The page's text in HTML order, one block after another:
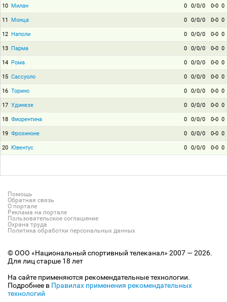
10 Милан 0 0/0/0 0-0 0
11 Монца 0 0/0/0 0-0 0
12 Наполи 0 0/0/0 0-0 0
13 Парма 0 0/0/0 0-0 0
14 Рома 0 0/0/0 0-0 0
15 Сассуоло 0 0/0/0 0-0 0
16 Торино 0 0/0/0 0-0 0
17 Удинезе 0 0/0/0 0-0 0
18 Фиорентина 0 0/0/0 0-0 0
19 Фрозиноне 0 0/0/0 0-0 0
20 Ювентус 0 0/0/0 0-0 0
Помощь
Обратная связь
О портале
Реклама на портале
Пользовательское соглашение
Охрана труда
Политика обработки персональных данных
© ООО «Национальный спортивный телеканал» 2007 — 2026.
Для лиц старше 18 лет
На сайте применяются рекомендательные технологии.
Подробнее в Правилах применения рекомендательных
технологий